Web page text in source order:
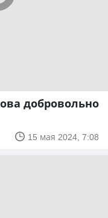
добровольно
15 мая 2024, 7:08